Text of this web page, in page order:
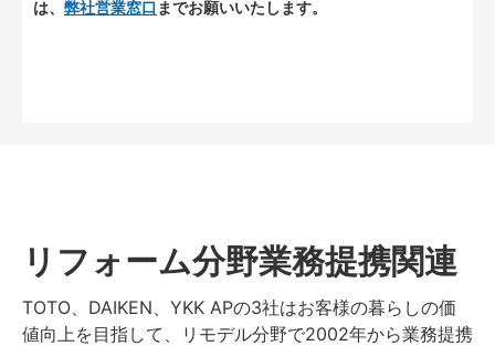
は、 弊社営業窓口 までお願いいたします。
リフォーム分野業務提携関連
TOTO、DAIKEN、YKK APの3社はお客様の暮らしの価
値向上を目指して、リモデル分野で2002年から業務提携